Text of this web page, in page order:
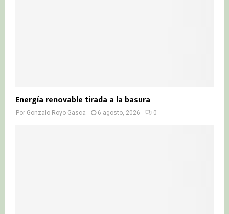
Energía renovable tirada a la basura
Por Gonzalo Royo Gasca 6 agosto, 2026 0